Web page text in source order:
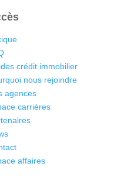
crédit immobilier
nous rejoindre
agences
carrières
affaires